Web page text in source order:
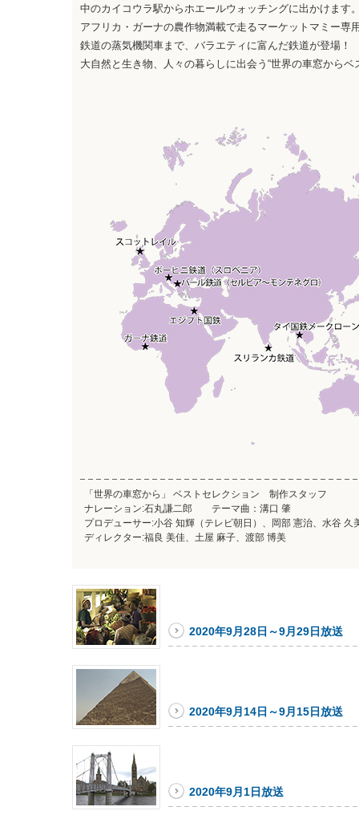
中のカイコウラ駅からホエールウォッチングに出かけま
アフリカ・ガーナの農作物満載で走るマーケットマミー
鉄道の蒸気機関車まで、バラエティに富んだ鉄道が登場！
大自然と生き物、人々の暮らしに出会う“世界の車窓から
「世界の車窓から」 ベストセレクション 制作スタッフ
ナレーション:石丸謙二郎 テーマ曲：溝口 肇
プロデューサー:小谷 知輝（テレビ朝日）、岡部 憲治、水谷 久
ディレクター:福良 美佳、土屋 麻子、渡部 博美
2020年9月28日～9月29日放送
2020年9月14日～9月15日放送
2020年9月1日放送